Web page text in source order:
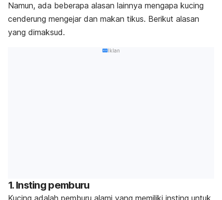
Namun, ada beberapa alasan lainnya mengapa kucing
cenderung mengejar dan makan tikus. Berikut alasan
yang dimaksud.
Iklan
1. Insting pemburu
Kucing adalah pemburu alami yang memiliki insting untuk